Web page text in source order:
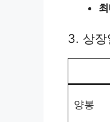
3. 상장
양봉